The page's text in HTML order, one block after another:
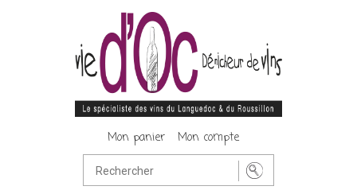
Mon panier Mon compte